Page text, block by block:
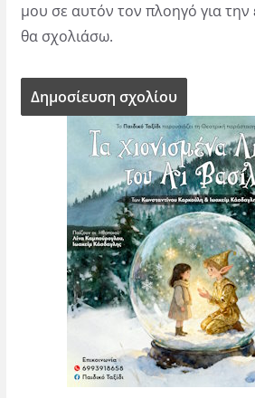
μου σε αυτόν τον πλοηγό για
θα σχολιάσω.